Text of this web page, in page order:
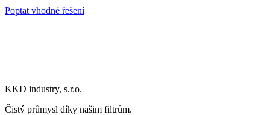
Poptat vhodné řešení
KKD industry, s.r.o.
Čistý průmysl díky našim filtrům.